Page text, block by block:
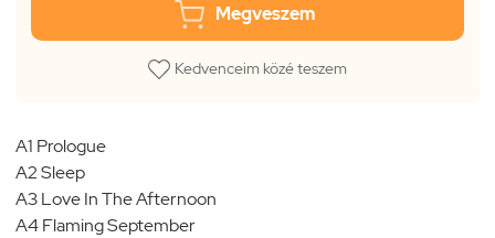
Megveszem
Kedvenceim közé teszem
A1 Prologue
A2 Sleep
A3 Love In The Afternoon
A4 Flaming September